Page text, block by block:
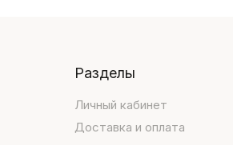
Разделы
Личный кабинет
Доставка и оплата